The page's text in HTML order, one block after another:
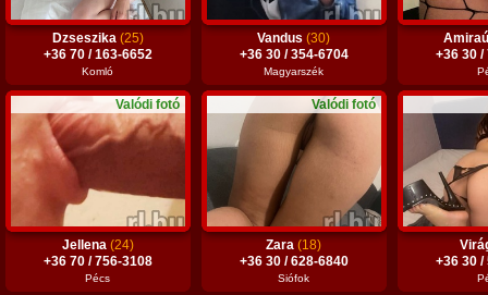
Dzseszika (25)
+36 70 / 163-6652
Komló
Vandus(30)
+36 30 / 354-6704
Magyarszék
+36 30 /
Valódi fotó
Jellena (24)
+36 70 / 756-3108
Pécs
Valódi fotó
Zara(18)
+36 30 / 628-6840
Siófok
+36 30 /